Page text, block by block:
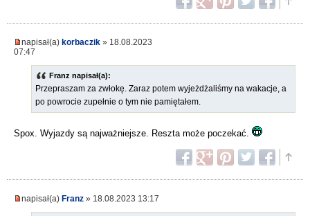
napisał(a) korbaczik » 18.08.2023
07:47
Franz napisał(a):
Przepraszam za zwłokę. Zaraz potem wyjeżdżaliśmy na wakacje, a
po powrocie zupełnie o tym nie pamiętałem.
Spox. Wyjazdy są najważniejsze. Reszta może poczekać.
napisał(a) Franz » 18.08.2023 13:17